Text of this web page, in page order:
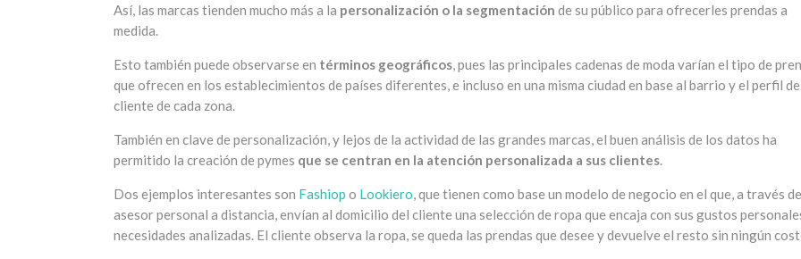
Así, las marcas tienden mucho más a la personalización o la segmentación de su público para ofrecerles prendas a
medida.
Esto también puede observarse en términos geográficos, pues las principales cadenas de moda varían el tipo de
que ofrecen en los establecimientos de países diferentes, e incluso en una misma ciudad en base al barrio y el perfil de
cliente de cada zona.
También en clave de personalización, y lejos de la actividad de las grandes marcas, el buen análisis de los datos ha
permitido la creación de pymes que se centran en la atención personalizada a sus clientes.
Dos ejemplos interesantes son Fashiop o Lookiero, que tienen como base un modelo de negocio en el que, a través
asesor personal a distancia, envían al domicilio del cliente una selección de ropa que encaja con sus gustos
necesidades analizadas. El cliente observa la ropa, se queda las prendas que desee y devuelve el resto sin ningún